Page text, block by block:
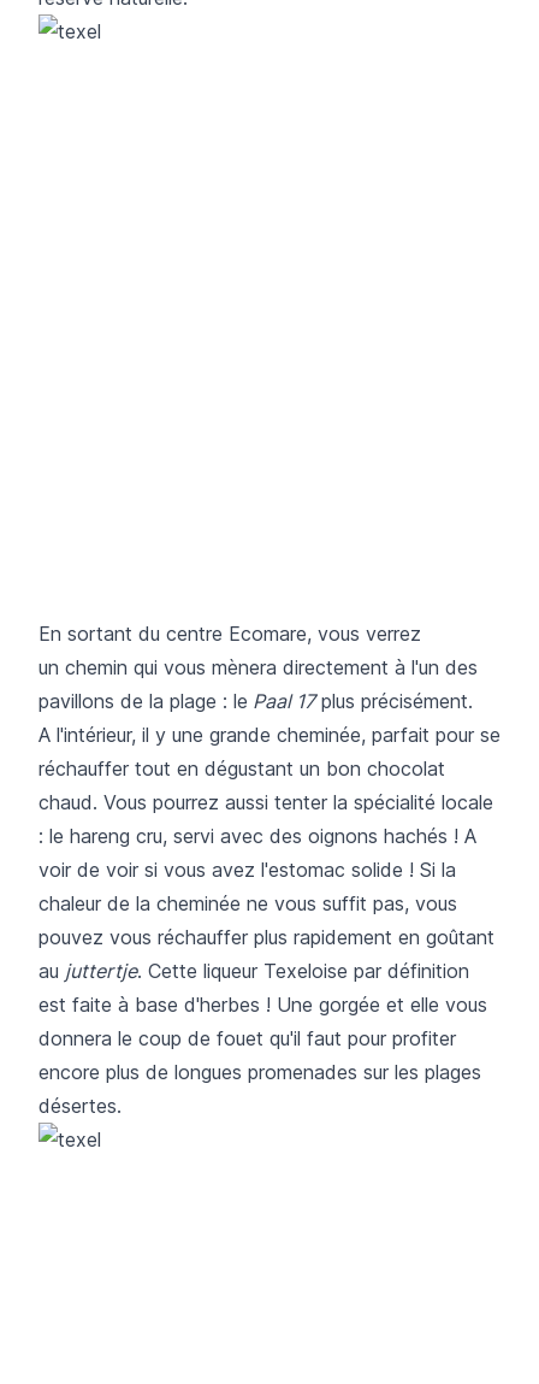
En sortant du centre Ecomare, vous verrez
un chemin qui vous mènera directement à l'un des
pavillons de la plage : le Paal 17plus précisément.
A l'intérieur, il y une grande cheminée, parfait pour se
réchauffer tout en dégustant un bon chocolat
chaud. Vous pourrez aussi tenter la spécialité locale
: le hareng cru, servi avec des oignons hachés ! A
voir de voir si vous avez l'estomac solide ! Si la
chaleur de la cheminée ne vous suffit pas, vous
pouvez vous réchauffer plus rapidement en goûtant
au juttertje. Cette liqueur Texeloise par définition
est faite à base d'herbes ! Une gorgée et elle vous
donnera le coup de fouet qu'il faut pour profiter
encore plus de longues promenades sur les plages
désertes.